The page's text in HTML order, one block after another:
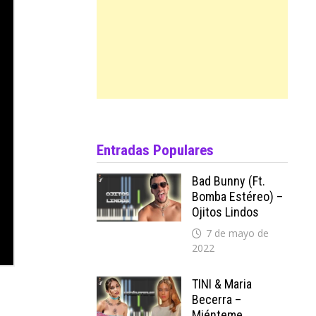
Entradas Populares
Bad Bunny (ft.
Bomba Estéreo) –
Ojitos Lindos
7 de mayo de
2022
TINI & Maria
Becerra –